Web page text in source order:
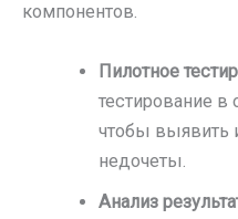
компонентов.
Пилотное
тестирование
чтобы выявить
недочеты.
Анализ